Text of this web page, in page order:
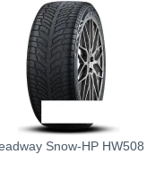
Snow-HP HW508